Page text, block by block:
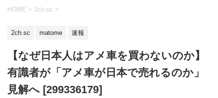
HOME > 2ch.sc >
2ch.sc matome 速報
【なぜ日本人はアメ車を買わないのか】
有識者が「アメ車が日本で売れるのか」
見解へ [299336179]